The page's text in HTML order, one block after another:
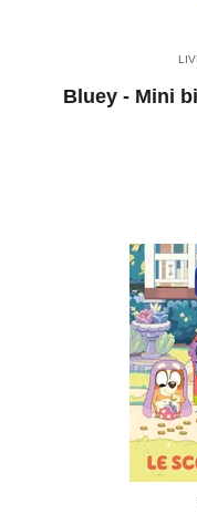
Bluey - Mini